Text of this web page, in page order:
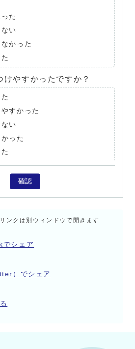
た
い
かった
けやすかったですか？
すかった
い
った
確認
ンクは別ウィンドウで開きます
シェア
）でシェア